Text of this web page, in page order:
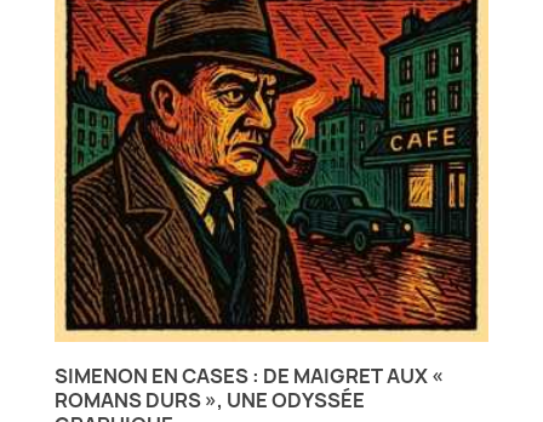
SIMENON EN CASES : DE MAIGRET AUX «
ROMANS DURS », UNE ODYSSÉE